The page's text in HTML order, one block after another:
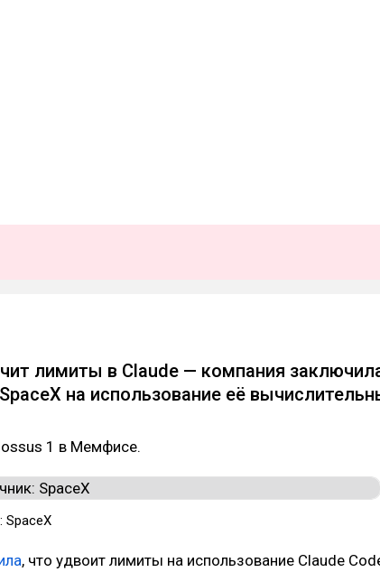
лимиты в Claude — компания
на использование её
1 в Мемфисе.
SpaceX
, что удвоит лимиты на использование Claude